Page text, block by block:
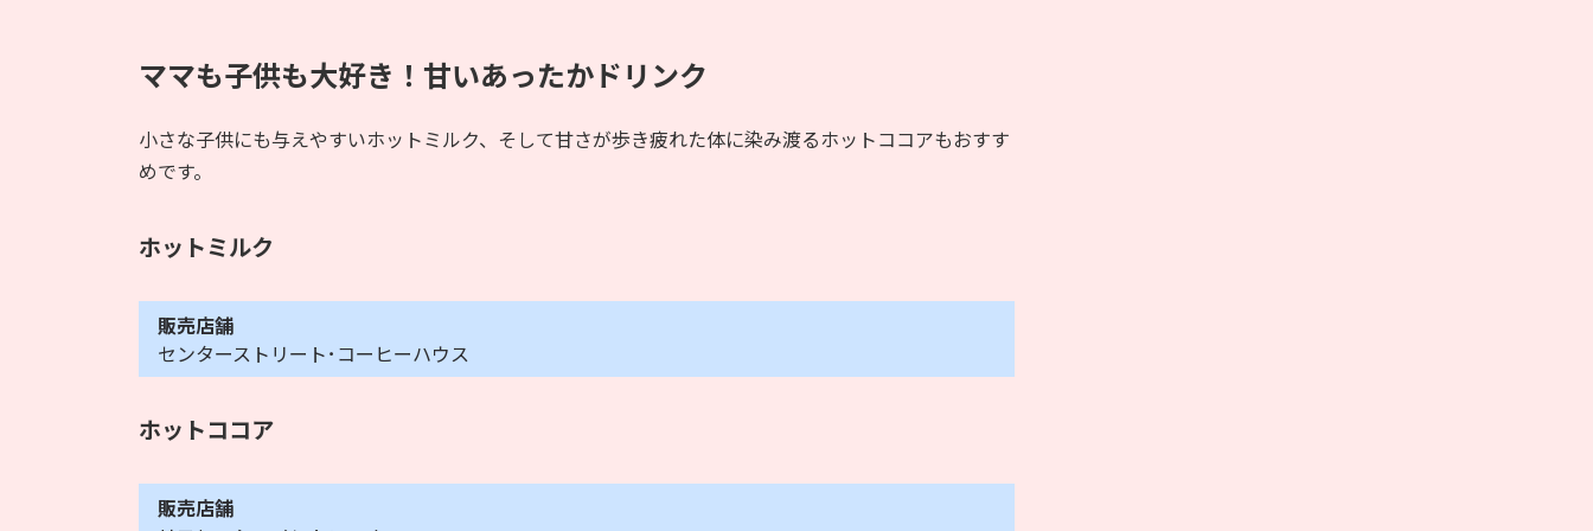
ママも子供も大好き！甘いあったかドリンク
小さな子供にも与えやすいホットミルク、そして甘さが歩き疲れた体に染み渡るホットココアもおすす
めです。
ホットミルク
販売店舗
センターストリート･コーヒーハウス
ホットココア
販売店舗